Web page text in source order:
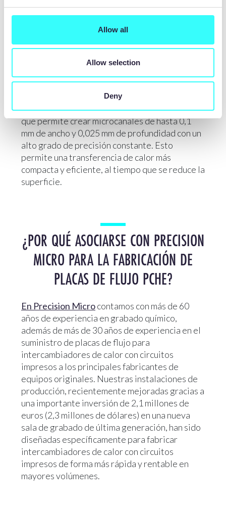
Allow all
Allow selection
Deny
El grabado fotoquímico ofrece una
repetibilidad y una precisión inigualables, lo
que permite crear microcanales de hasta 0,1
mm de ancho y 0,025 mm de profundidad con un
alto grado de precisión constante. Esto
permite una transferencia de calor más
compacta y eficiente, al tiempo que se reduce la
superficie.
¿POR QUÉ ASOCIARSE CON PRECISION
MICRO PARA LA FABRICACIÓN DE
PLACAS DE FLUJO PCHE?
En Precision Microcontamos con más de 60
años de experiencia en grabado químico,
además de más de 30 años de experiencia en el
suministro de placas de flujo para
intercambiadores de calor con circuitos
impresos a los principales fabricantes de
equipos originales. Nuestras instalaciones de
producción, recientemente mejoradas gracias a
una importante inversión de 2,1 millones de
euros (2,3 millones de dólares) en una nueva
sala de grabado de última generación, han sido
diseñadas específicamente para fabricar
intercambiadores de calor con circuitos
impresos de forma más rápida y rentable en
mayores volúmenes.